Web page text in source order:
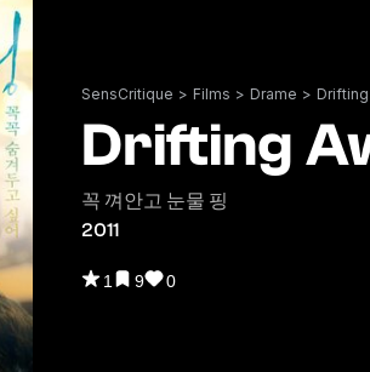
SensCritique > Films > Drame >
Drifting
꼭 껴안고 눈물 핑
2011
1 9 0